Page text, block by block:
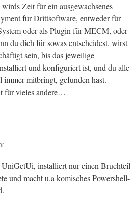
Zeit für ein ausgewachsenes
für Drittsoftware, entweder für
oder als Plugin für MECM, oder
du dich für sowas entscheidest, wirst
sein, bis das jeweilige
und konfiguriert ist, und du alle
immer mitbringt, gefunden hast.
für vieles andere…
installiert nur einen Bruchteil
und macht u.a komisches Powershell-